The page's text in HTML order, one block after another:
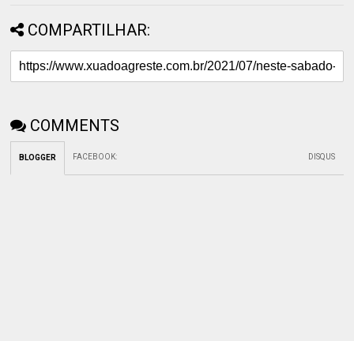
COMPARTILHAR:
COMMENTS
BLOGGER FACEBOOK: DISQUS